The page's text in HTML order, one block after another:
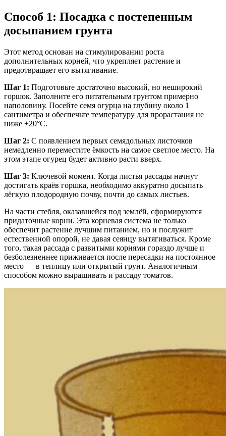
Способ 1: Посадка с постепенным
досыпанием грунта
Этот метод основан на стимулировании роста
дополнительных корней, что укрепляет растение и
предотвращает его вытягивание.
Шаг 1: Подготовьте достаточно высокий, но неширокий
горшок. Заполните его питательным грунтом примерно
наполовину. Посейте семя огурца на глубину около 1
сантиметра и обеспечьте температуру для прорастания не
ниже +20°C.
Шаг 2: С появлением первых семядольных листочков
немедленно переместите ёмкость на самое светлое место. На
этом этапе огурец будет активно расти вверх.
Шаг 3: Ключевой момент. Когда листья рассады начнут
достигать краёв горшка, необходимо аккуратно досыпать
лёгкую плодородную почву, почти до самых листьев.
На части стебля, оказавшейся под землёй, сформируются
придаточные корни. Эта корневая система не только
обеспечит растение лучшим питанием, но и послужит
естественной опорой, не давая сеянцу вытягиваться. Кроме
того, такая рассада с развитыми корнями гораздо лучше и
безболезненнее приживается после пересадки на постоянное
место — в теплицу или открытый грунт. Аналогичным
способом можно выращивать и рассаду томатов.